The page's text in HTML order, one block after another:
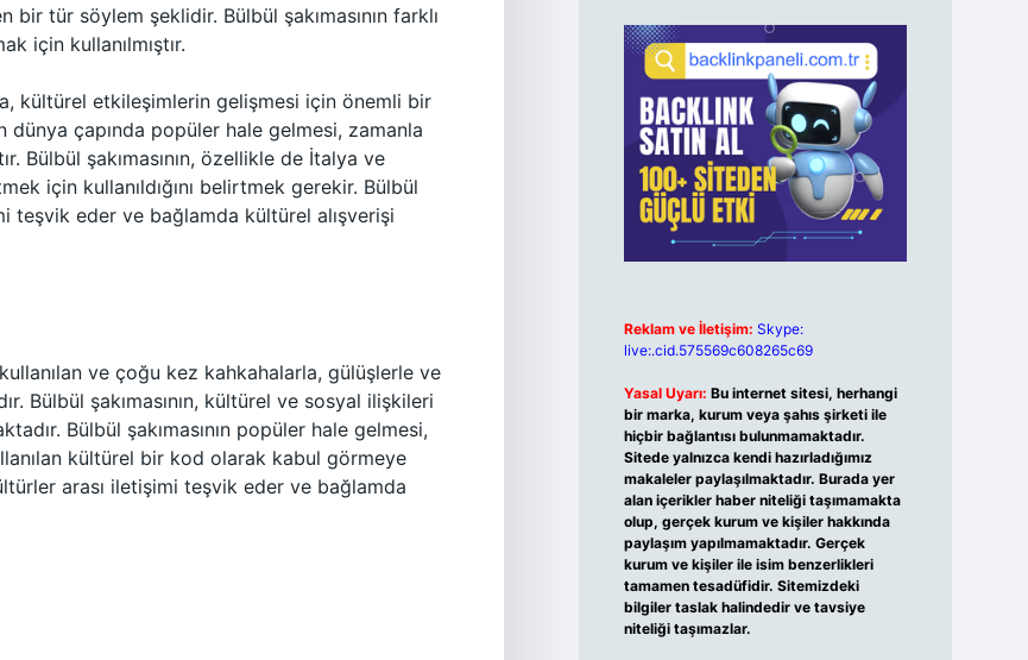
tür söylem şeklidir. Bülbül şakımasının farklı
için kullanılmıştır.
kültürel etkileşimlerin gelişmesi için önemli bir
dünya çapında popüler hale gelmesi, zamanla
Bülbül şakımasının, özellikle de İtalya ve
için kullanıldığını belirtmek gerekir. Bülbül
teşvik eder ve bağlamda kültürel alışverişi
ve çoğu kez kahkahalarla, gülüşlerle ve
Bülbül şakımasının, kültürel ve sosyal ilişkileri
Bülbül şakımasının popüler hale gelmesi,
kültürel bir kod olarak kabul görmeye
arası iletişimi teşvik eder ve bağlamda
Reklam ve İletişim: Skype:
live:.cid.575569c608265c69
Yasal Uyarı: Bu internet sitesi, herhangi
bir marka, kurum veya şahıs şirketi ile
hiçbir bağlantısı bulunmamaktadır.
Sitede yalnızca kendi hazırladığımız
makaleler paylaşılmaktadır. Burada yer
alan içerikler haber niteliği taşımamakta
olup, gerçek kurum ve kişiler hakkında
paylaşım yapılmamaktadır. Gerçek
kurum ve kişiler ile isim benzerlikleri
tamamen tesadüfidir. Sitemizdeki
bilgiler taslak halindedir ve tavsiye
niteliği taşımazlar.